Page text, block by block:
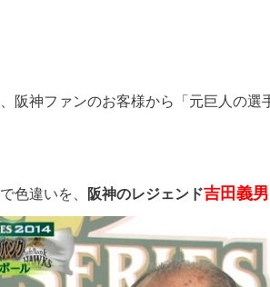
阪神ファンのお客様から「元巨人の
色違いを、 阪神のレジェンド吉田義